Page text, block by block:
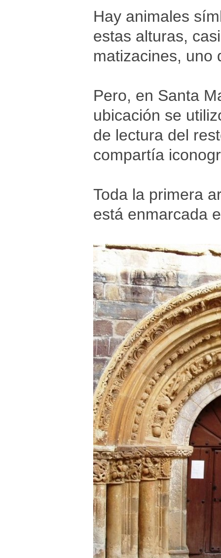
Hay animales
estas alturas,
matizacines, uno
Pero, en Santa
ubicación se
de lectura del
compartía
Toda la primera
está enmarcada